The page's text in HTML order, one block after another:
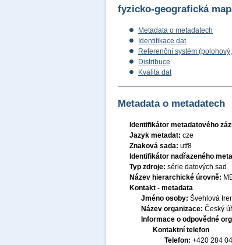
fyzicko-geografická
Metadata o metadatech
Identifikace dat
Referenční systém
Distribuce
Kvalita dat
Metadata o metadatech
Identifikátor metadatového
Jazyk metadat: cze
Znaková sada: utf8
Identifikátor nadřazeného
Typ zdroje: série datových sad
Název hierarchické úrovně:
Kontakt - metadata
Jméno osoby: Švehlová
Název organizace: Český
Informace o odpovědné
Kontaktní telefon
Telefon: +420 284